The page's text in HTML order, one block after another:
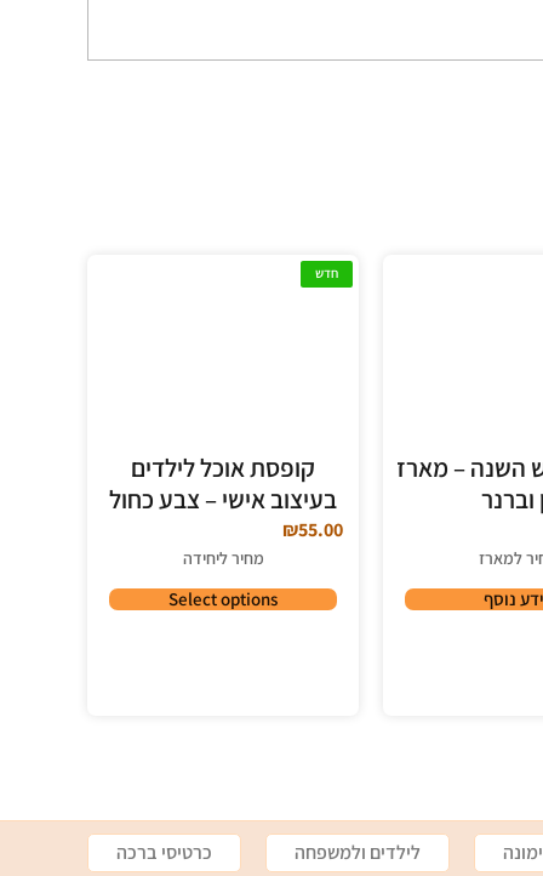
השנה – מארז
וברנר
למארז
נוסף
חדש
קופסת אוכל לילדים
בעיצוב אישי – צבע כחול
₪55.00
מחיר ליחידה
Select options
לילדים ולמשפחה כרטיסי ברכה